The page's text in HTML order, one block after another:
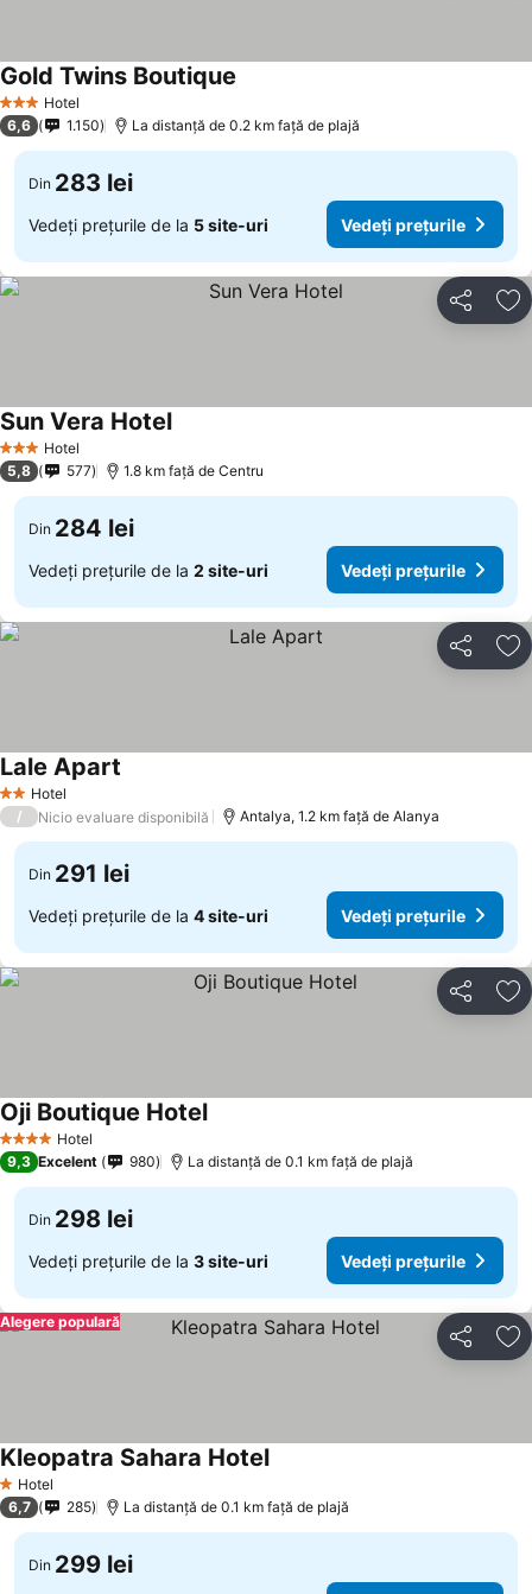
3 SteleHotel
Gold Twins Boutique
6,6 1.150 La distanță de 0.2 km față de plajă
Din 283 lei
Vedeți prețurile de la 5 site-uri Vedeți prețurile
Distribuiți
3 SteleHotel
Sun Vera HotelVedeți prețurile
5,8 577 1.8 km faţă de Centru
Din 284 lei
Vedeți prețurile de la 2 site-uri Vedeți prețurile
Distribuiți
2 SteleHotel
Lale Apart
/ Nicio evaluare disponibilă Antalya, 1.2 km faţă de Alanya
Din 291 lei
Vedeți prețurile de la 4 site-uri Vedeți prețurile
Distribuiți
4 Stele Hotel
Oji Boutique HotelVedeți prețurile
9,3 Excelent 980 La distanță de 0.1 km față de plajă
Din 298 lei
Vedeți prețurile de la 3 site-uri Vedeți prețurile
Distribuiți
Alegere populară
1 Stele
Hotel
Kleopatra Sahara HotelVedeți prețurile
6,7 285 La distanță de 0.1 km față de plajă
Din 299 lei